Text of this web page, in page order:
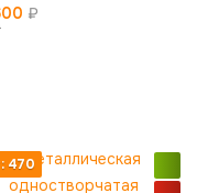
₽
470